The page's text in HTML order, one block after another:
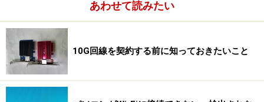
あわせて読みたい
10G回線を契約する前に知っておきたいこと